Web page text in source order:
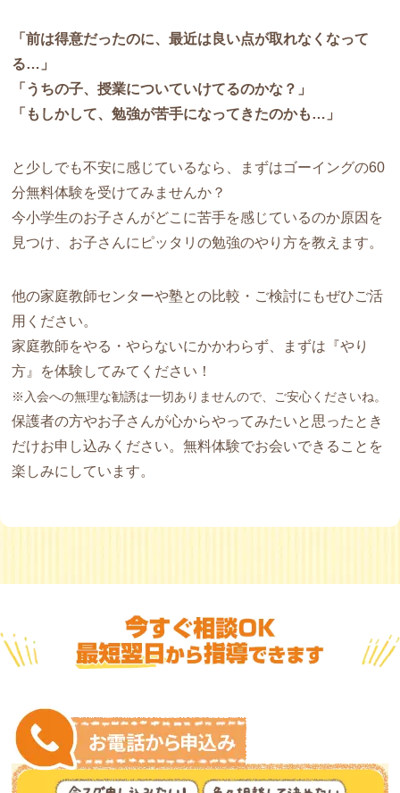
「前は得意だったのに、最近は良い点が取れなくなって
る…」
「うちの子、授業についていけてるのかな？」
「もしかして、勉強が苦手になってきたのかも…」
と少しでも不安に感じているなら、まずはゴーイングの60
分無料体験を受けてみませんか？
今小学生のお子さんがどこに苦手を感じているのか原因を
見つけ、お子さんにピッタリの勉強のやり方を教えます。
他の家庭教師センターや塾との比較・ご検討にもぜひご活
用ください。
家庭教師をやる・やらないにかかわらず、まずは『やり
方』を体験してみてください！
※入会への無理な勧誘は一切ありませんので、ご安心くださいね。
保護者の方やお子さんが心からやってみたいと思ったとき
だけお申し込みください。無料体験でお会いできることを
楽しみにしています。